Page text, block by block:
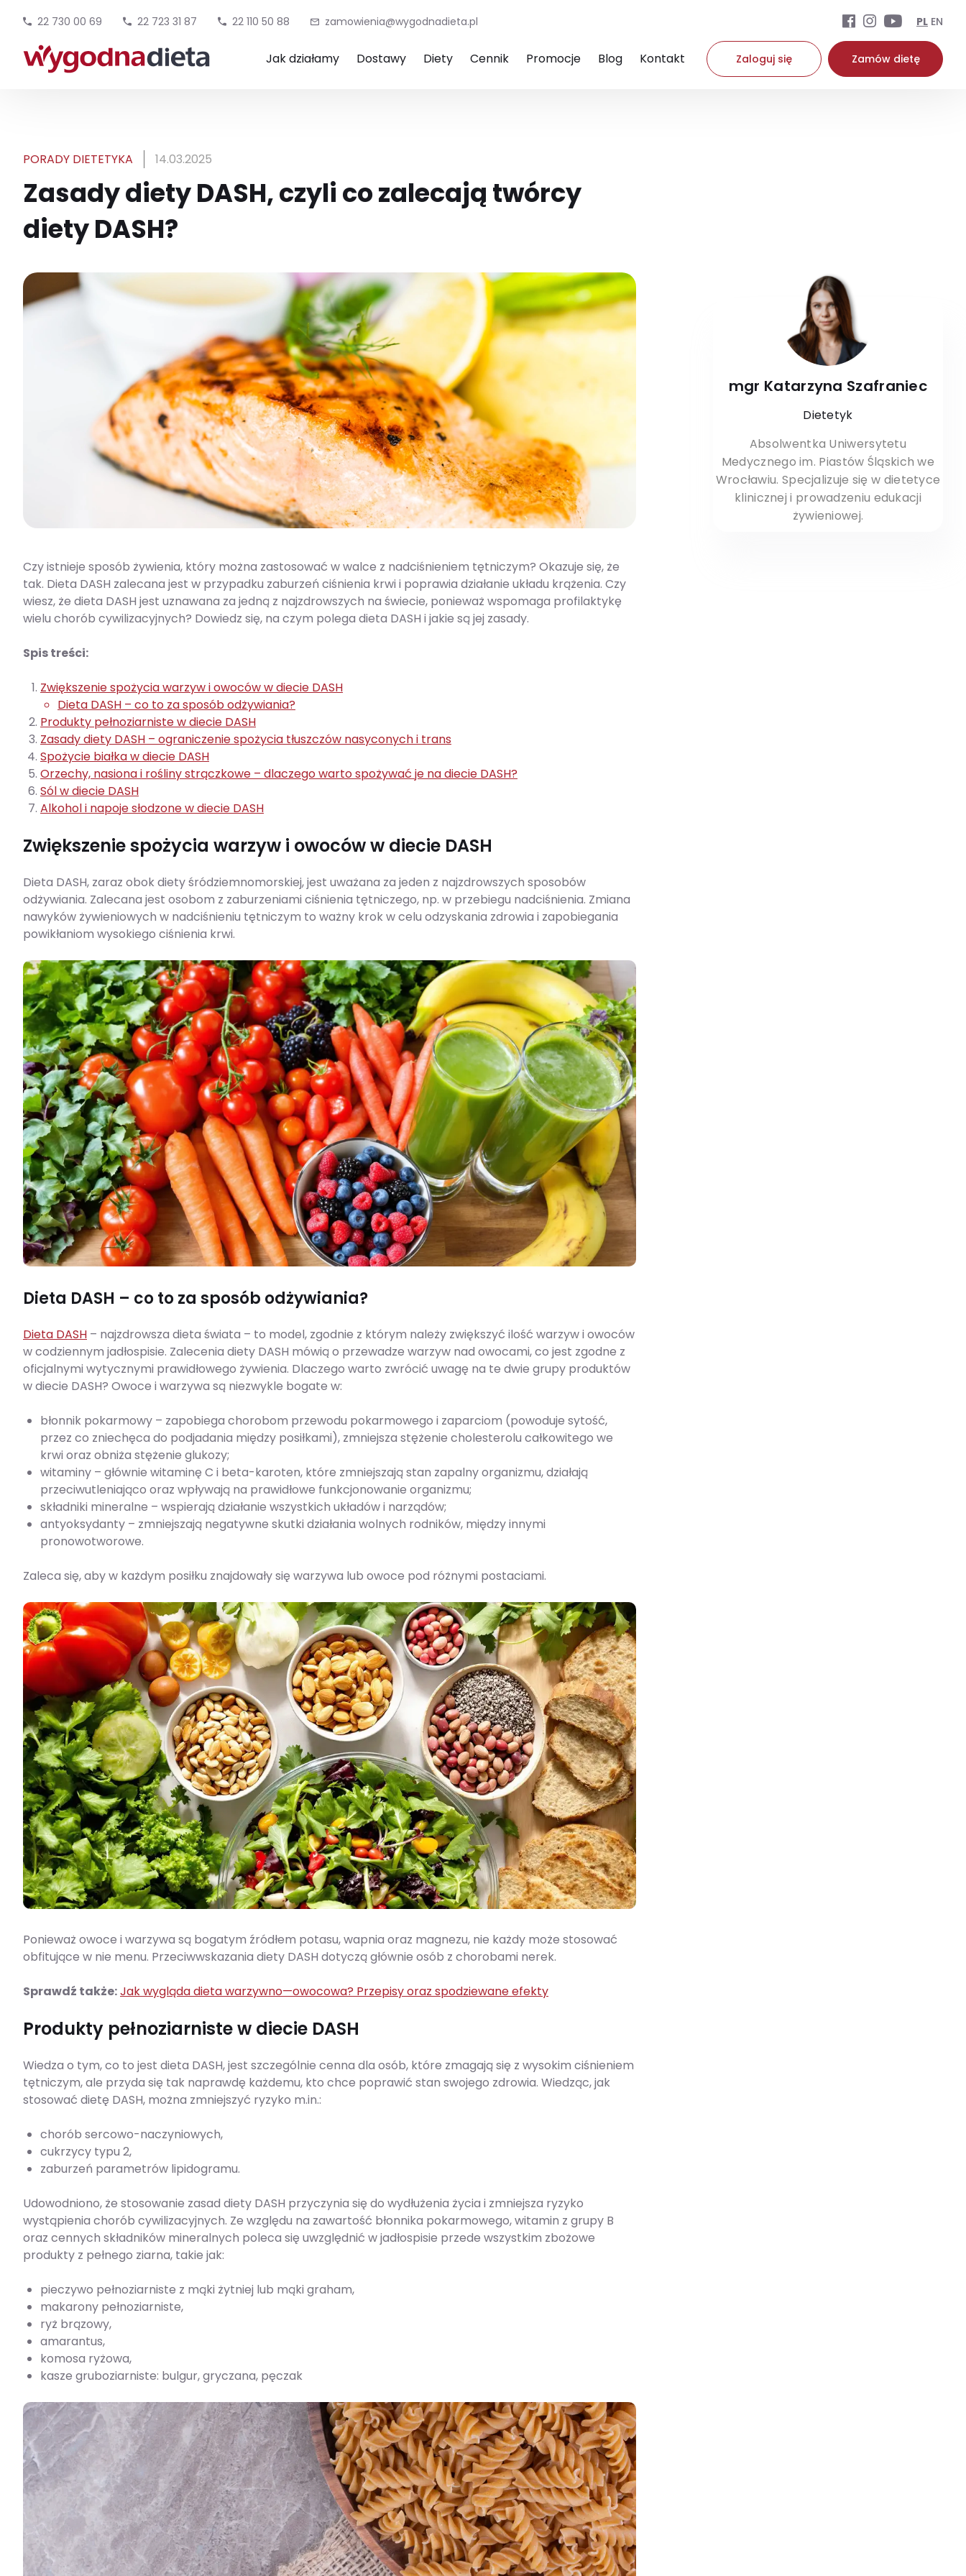
22 730 00 69 22 723 31 87 22 110 50 88 zamowienia@wygodnadieta.pl PL EN
Jak działamy Dostawy Diety Cennik Promocje Blog Kontakt Zaloguj się Zamów dietę
PORADY DIETETYKA 14.03.2025
Zasady diety DASH, czyli co zalecają twórcy
diety DASH?
mgr Katarzyna Szafraniec
Dietetyk
Absolwentka Uniwersytetu
Medycznego im. Piastów Śląskich we
Wrocławiu. Specjalizuje się w dietetyce
klinicznej i prowadzeniu edukacji
żywieniowej.
Czy istnieje sposób żywienia, który można zastosować w walce z nadciśnieniem tętniczym? Okazuje się, że
tak. Dieta DASH zalecana jest w przypadku zaburzeń ciśnienia krwi i poprawia działanie układu krążenia. Czy
wiesz, że dieta DASH jest uznawana za jedną z najzdrowszych na świecie, ponieważ wspomaga profilaktykę
wielu chorób cywilizacyjnych? Dowiedz się, na czym polega dieta DASH i jakie są jej zasady.
Spis treści:
Zwiększenie spożycia warzyw i owoców w diecie DASH
Dieta DASH – co to za sposób odżywiania?
Produkty pełnoziarniste w diecie DASH
Zasady diety DASH – ograniczenie spożycia tłuszczów nasyconych i trans
Spożycie białka w diecie DASH
Orzechy, nasiona i rośliny strączkowe – dlaczego warto spożywać je na diecie DASH?
Sól w diecie DASH
Alkohol i napoje słodzone w diecie DASH
Zwiększenie spożycia warzyw i owoców w diecie DASH
Dieta DASH, zaraz obok diety śródziemnomorskiej, jest uważana za jeden z najzdrowszych sposobów
odżywiania. Zalecana jest osobom z zaburzeniami ciśnienia tętniczego, np. w przebiegu nadciśnienia. Zmiana
nawyków żywieniowych w nadciśnieniu tętniczym to ważny krok w celu odzyskania zdrowia i zapobiegania
powikłaniom wysokiego ciśnienia krwi.
Dieta DASH – co to za sposób odżywiania?
Dieta DASH – najzdrowsza dieta świata – to model, zgodnie z którym należy zwiększyć ilość warzyw i owoców
w codziennym jadłospisie. Zalecenia diety DASH mówią o przewadze warzyw nad owocami, co jest zgodne z
oficjalnymi wytycznymi prawidłowego żywienia. Dlaczego warto zwrócić uwagę na te dwie grupy produktów
w diecie DASH? Owoce i warzywa są niezwykle bogate w:
błonnik pokarmowy – zapobiega chorobom przewodu pokarmowego i zaparciom (powoduje sytość,
przez co zniechęca do podjadania między posiłkami), zmniejsza stężenie cholesterolu całkowitego we
krwi oraz obniża stężenie glukozy;
witaminy – głównie witaminę C i beta-karoten, które zmniejszają stan zapalny organizmu, działają
przeciwutleniająco oraz wpływają na prawidłowe funkcjonowanie organizmu;
składniki mineralne – wspierają działanie wszystkich układów i narządów;
antyoksydanty – zmniejszają negatywne skutki działania wolnych rodników, między innymi
pronowotworowe.
Zaleca się, aby w każdym posiłku znajdowały się warzywa lub owoce pod różnymi postaciami.
Ponieważ owoce i warzywa są bogatym źródłem potasu, wapnia oraz magnezu, nie każdy może stosować
obfitujące w nie menu. Przeciwwskazania diety DASH dotyczą głównie osób z chorobami nerek.
Sprawdź także:Jak wygląda dieta warzywno—owocowa? Przepisy oraz spodziewane efekty
Produkty pełnoziarniste w diecie DASH
Wiedza o tym, co to jest dieta DASH, jest szczególnie cenna dla osób, które zmagają się z wysokim ciśnieniem
tętniczym, ale przyda się tak naprawdę każdemu, kto chce poprawić stan swojego zdrowia. Wiedząc, jak
stosować dietę DASH, można zmniejszyć ryzyko m.in.:
chorób sercowo-naczyniowych,
cukrzycy typu 2,
zaburzeń parametrów lipidogramu.
Udowodniono, że stosowanie zasad diety DASH przyczynia się do wydłużenia życia i zmniejsza ryzyko
wystąpienia chorób cywilizacyjnych. Ze względu na zawartość błonnika pokarmowego, witamin z grupy B
oraz cennych składników mineralnych poleca się uwzględnić w jadłospisie przede wszystkim zbożowe
produkty z pełnego ziarna, takie jak:
pieczywo pełnoziarniste z mąki żytniej lub mąki graham,
makarony pełnoziarniste,
ryż brązowy,
amarantus,
komosa ryżowa,
kasze gruboziarniste: bulgur, gryczana, pęczak